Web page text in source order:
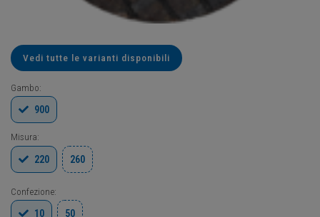
Vedi tutte le varianti disponibili
Gambo:
900
Misura:
220
260
Confezione:
10
50